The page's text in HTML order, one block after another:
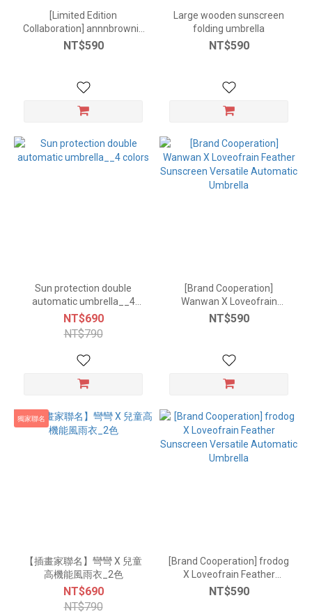
[Limited Edition
Collaboration] annnbrownie
Automatic Sunscreen
NT$590
Large wooden sunscreen
folding umbrella
NT$590
Sun protection double
automatic umbrella__4
colors
NT$690
NT$790
[Brand Cooperation]
Wanwan X Loveofrain
Feather Sunscreen Versatile
NT$590
獨家聯名
【插畫家聯名】彎彎 X 兒童
高機能風雨衣_2色
NT$690
NT$790
[Brand Cooperation] frodog
X Loveofrain Feather
Sunscreen Versatile
NT$590